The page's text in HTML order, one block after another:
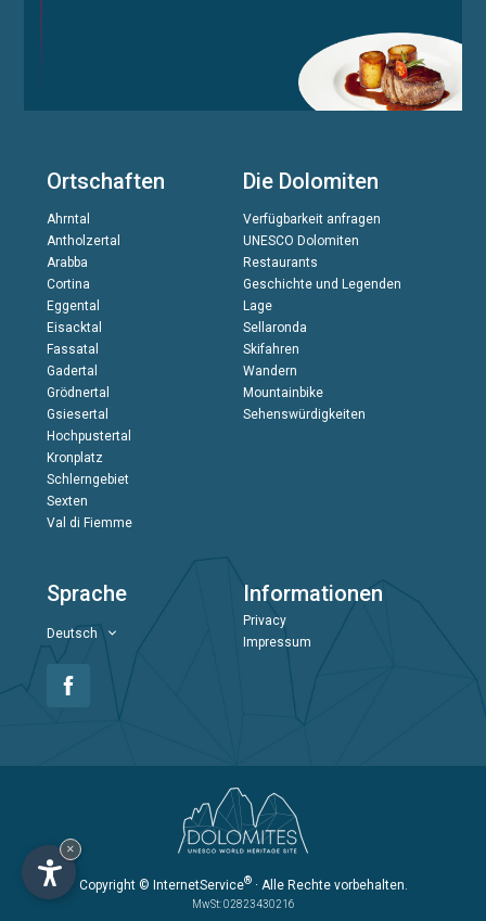
Ortschaften
Ahrntal
Antholzertal
Arabba
Cortina
Eggental
Eisacktal
Fassatal
Gadertal
Grödnertal
Gsiesertal
Hochpustertal
Kronplatz
Schlerngebiet
Sexten
Val di Fiemme
Die Dolomiten
Verfügbarkeit anfragen
UNESCO Dolomiten
Restaurants
Geschichte und Legenden
Lage
Sellaronda
Skifahren
Wandern
Mountainbike
Sehenswürdigkeiten
Sprache
Deutsch
Informationen
Privacy
Impressum
Copyright © InternetService®· Alle Rechte vorbehalten.
MwSt: 02823430216
×